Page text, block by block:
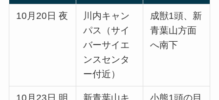
10月20日 夜
川内キャン
パス（サイ
バーサイエ
ンスセンタ
ー付近）
成獣1頭、新
青葉山方面
へ南下
10月23日 明
新青葉山キ
小熊1頭の目